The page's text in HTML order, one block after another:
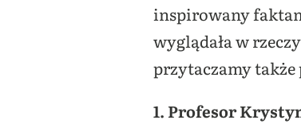
inspirowany
wyglądała w
przytaczamy także
1. Profesor